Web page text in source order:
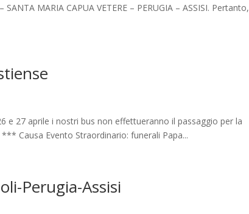
MARIA CAPUA VETERE – PERUGIA – ASSISI. Pertanto,
e 27 aprile i nostri bus non effettueranno il passaggio per la
Causa Evento Straordinario: funerali Papa...
Perugia-Assisi